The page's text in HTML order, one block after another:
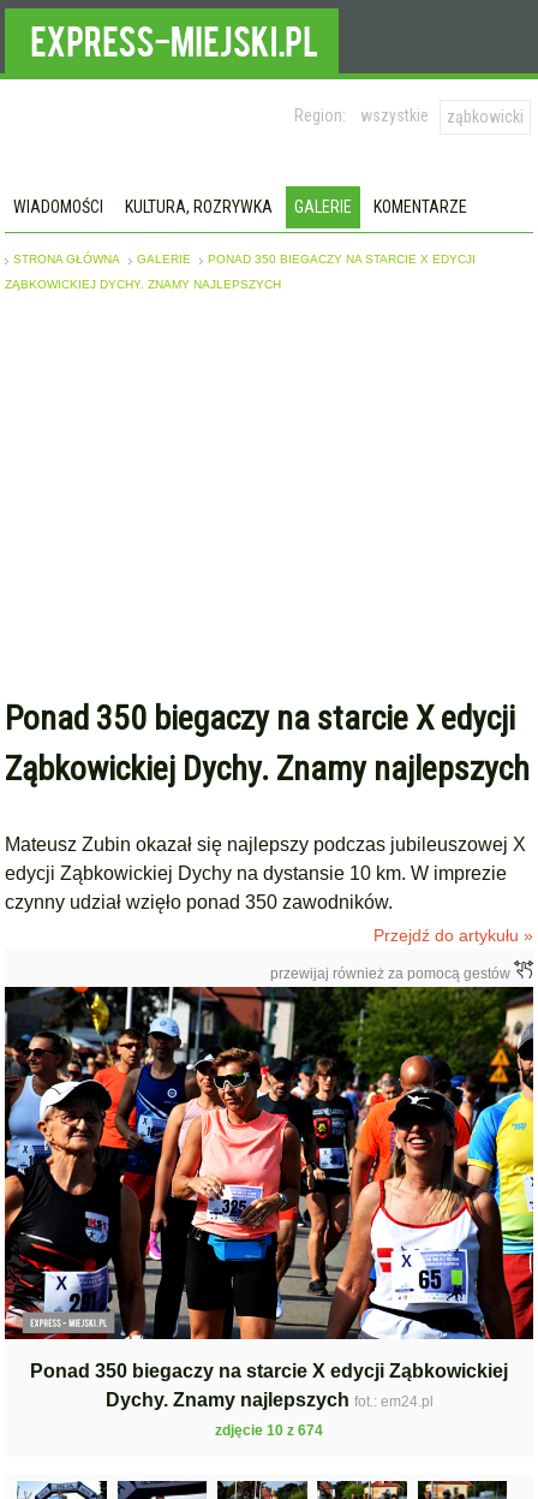
Region: wszystkie ząbkowicki
WIADOMOŚCI KULTURA, ROZRYWKA GALERIE KOMENTARZE
STRONA GŁÓWNA GALERIE
PONAD 350 BIEGACZY NA STARCIE X EDYCJI
ZĄBKOWICKIEJ DYCHY. ZNAMY NAJLEPSZYCH
Ponad 350 biegaczy na starcie X edycji
Ząbkowickiej Dychy. Znamy najlepszych
Mateusz Zubin okazał się najlepszy podczas jubileuszowej X
edycji Ząbkowickiej Dychy na dystansie 10 km. W imprezie
czynny udział wzięło ponad 350 zawodników.
Przejdź do artykułu »
przewijaj również za pomocą gestów
Ponad 350 biegaczy na starcie X edycji Ząbkowickiej
Dychy. Znamy najlepszych fot.: em24.pl
zdjęcie 10 z 674